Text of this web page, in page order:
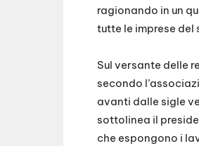
ragionando in un
tutte le imprese del
Sul versante delle
secondo
avanti dalle sigle
sottolinea il
che espongono i